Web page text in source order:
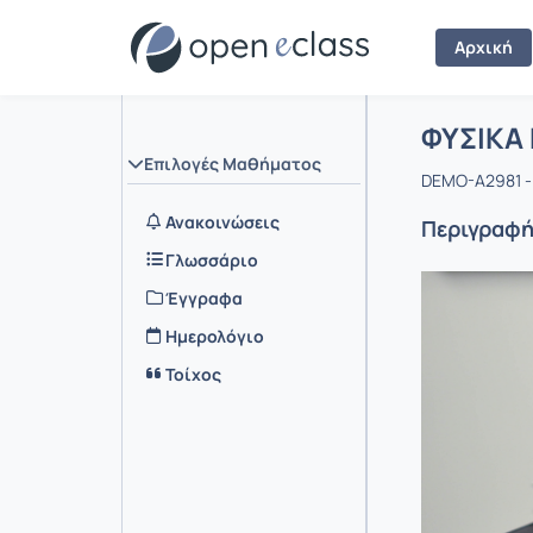
Αρχική
Επιλογές Μαθήματος
Ανακοινώσεις
Γλωσσάριο
Έγγραφα
Ημερολόγιο
Τοίχος
Αρχική
DEMO-A2981